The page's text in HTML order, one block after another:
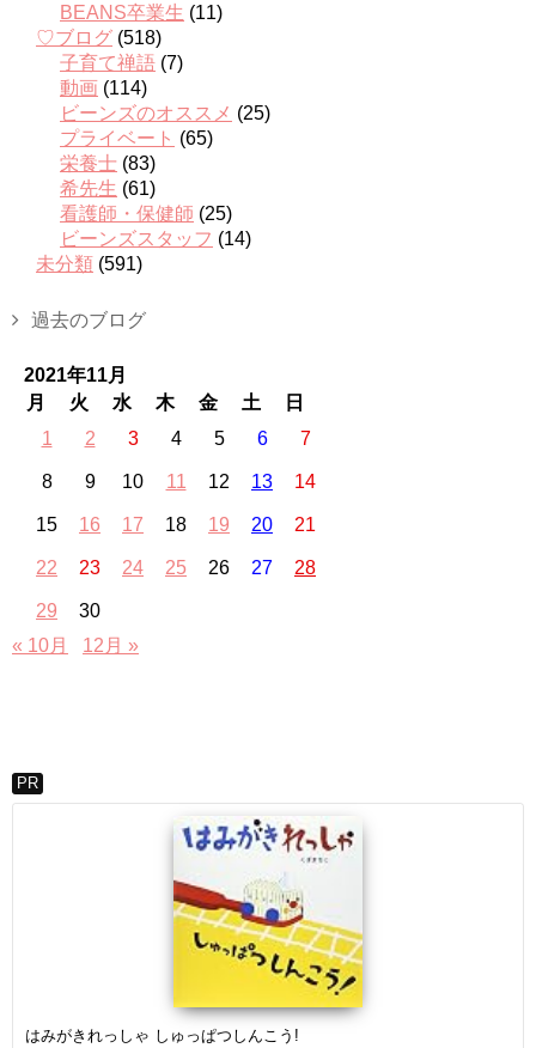
BEANS卒業生 (11)
♡ブログ (518)
子育て禅語 (7)
動画 (114)
ビーンズのオススメ (25)
プライベート (65)
栄養士 (83)
希先生 (61)
看護師・保健師 (25)
ビーンズスタッフ (14)
未分類 (591)
過去のブログ
2021年11月
月
火 水 木 金 土
日
1
2 3 4 5 6 7
8 9 10 11 12 13 14
15 16 17 18 19 20 21
22 23 24 25 26 27 28
29
30
« 10月
12月 »
PR
はみがきれっしゃ しゅっぱつしんこう!